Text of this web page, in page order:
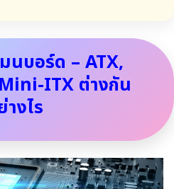
นบอร์ด – ATX,
ITX ต่างกัน
างไร